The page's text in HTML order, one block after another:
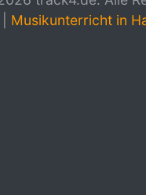
Musikunterricht in